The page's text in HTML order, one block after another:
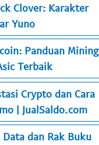
Clover: Karakter
Yuno
Panduan Mining
Terbaik
Crypto dan Cara
| JualSaldo.com
dan Rak Buku